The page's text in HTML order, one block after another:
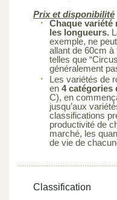
Prix et disponibilité
Chaque variété
les longueurs.
exemple, ne
allant de 60cm à
telles que
généralement
Les variétés de
en 4 catégories
C), en
jusqu’aux
classifications
productivité de
marché, les
de vie de
Classification